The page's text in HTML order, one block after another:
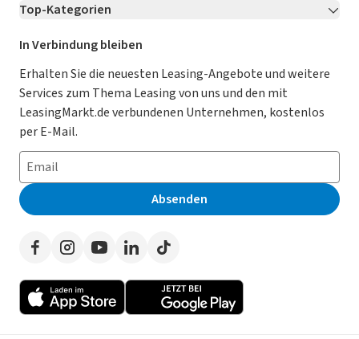
Karriere Jetzt bewerben!
Für Händler
Kooperation mit AutoScout24
AGB
Datenschutz
Impressum
Erklärung zur Barrierefreiheit
Presse
Kontakt
Ratgeber
Magazin
Datenschutz-Einstellungen
So funktioniert’s
Häufig gestellte Fragen
Leasing-Lexikon
Auto-Tests
Werben auf LeasingMarkt.de
Top-Kategorien
Leasing Deals
Gebrauchtwagen Leasing
Leasing ohne Anzahlung
E-Auto Leasing
Privatleasing
Leasing-Vergleiche
Herstellerverzeichnis
Händlerverzeichnis
In Verbindung bleiben
Erhalten Sie die neuesten Leasing-Angebote und weitere
Services zum Thema Leasing von uns und den mit
LeasingMarkt.de verbundenen Unternehmen, kostenlos
per E-Mail.
Absenden